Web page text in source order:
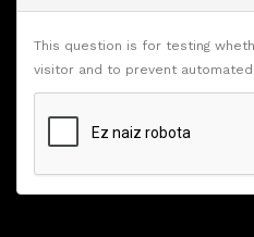
This question is for testing
visitor and to prevent